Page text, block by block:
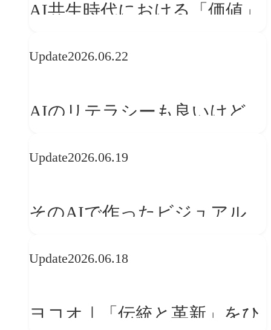
AI共生時代における「価値」
「正解」をAIが教えてくれる
Update2026.06.22
AIのリテラシーも良いけど、
は大丈夫か?【POLA春節事例
Update2026.06.19
そのAIで作ったビジュアル、
せんか？
Update2026.06.18
ヨコオ｜「伝統と革新」をひ